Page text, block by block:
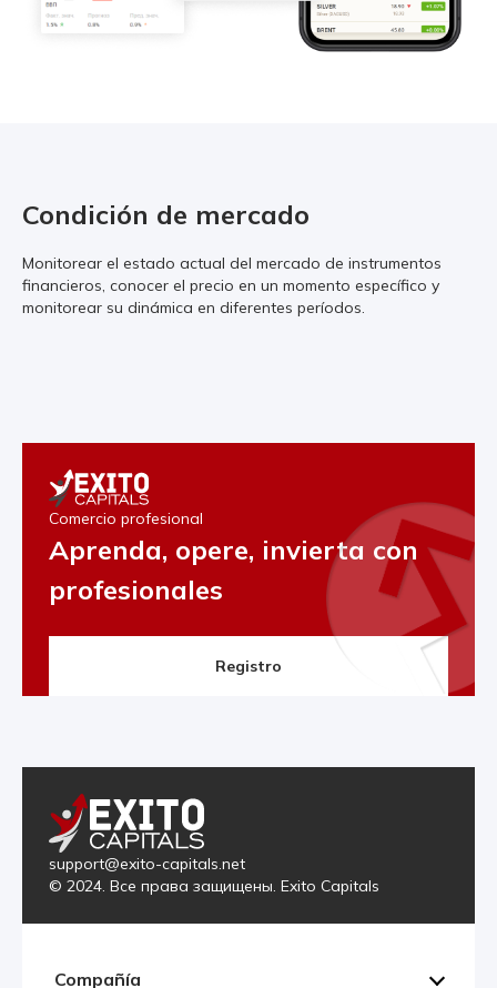
Condición de mercado
Monitorear el estado actual del mercado de instrumentos
financieros, conocer el precio en un momento específico y
monitorear su dinámica en diferentes períodos.
Comercio profesional
Aprenda, opere, invierta con
profesionales
Registro
support@exito-capitals.net
© 2024. Все права защищены. Exito Capitals
Compañía